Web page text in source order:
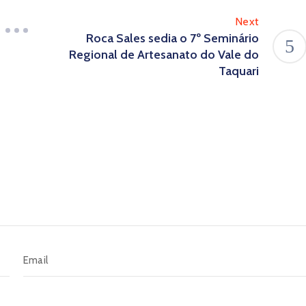
Next
Roca Sales sedia o 7º Seminário
Regional de Artesanato do Vale do
Taquari